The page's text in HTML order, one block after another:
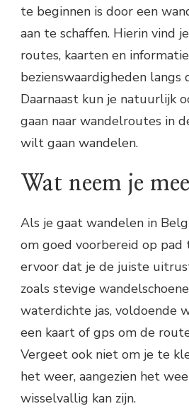
te beginnen is door een
aan te schaffen. Hierin vind
routes, kaarten en
bezienswaardigheden langs
Daarnaast kun je natuurlijk
gaan naar wandelroutes in
wilt gaan wandelen.
Wat neem je
Als je gaat wandelen in
om goed voorbereid op pad
ervoor dat je de juiste
zoals stevige
waterdichte jas, voldoende
een kaart of gps om de
Vergeet ook niet om je te
het weer, aangezien het
wisselvallig kan zijn.